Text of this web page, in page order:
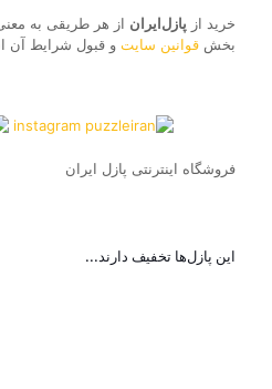
ارسال سفارش در شهر تهران،
کاریپس از تسویه حساب انجام
این حالارسال فوری یا سریع،
پازل ایران بابت گُم کردن قطعات
مسئولیتی ندارد.
قطعات وجود ندارد.